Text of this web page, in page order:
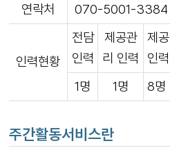
연락처
070-5001-3384
인력현황
전담
인력
제공관
리 인력
제공
인력
1명
1명 8명
주간활동서비스란